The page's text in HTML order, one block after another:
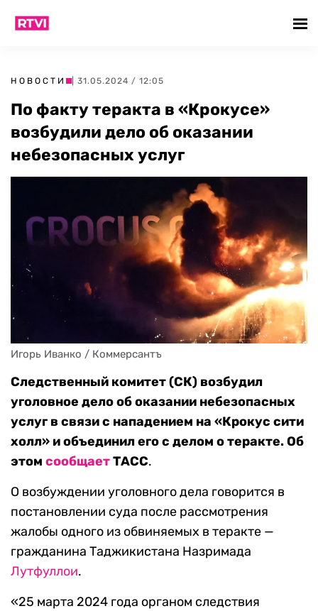
НОВОСТИ | 31.05.2024 / 12:05
По факту теракта в «Крокусе»
возбудили дело об оказании
небезопасных услуг
Игорь Иванко / Коммерсантъ
Следственный комитет (СК) возбудил
уголовное дело об оказании небезопасных
услуг в связи с нападением на «Крокус сити
холл» и объединил его с делом о теракте. Об
этом сообщаетТАСС.
О возбуждении уголовного дела говорится в
постановлении суда после рассмотрения
жалобы одного из обвиняемых в теракте —
гражданина Таджикистана Назримада
Лутфуллои.
«25 марта 2024 года органом следствия